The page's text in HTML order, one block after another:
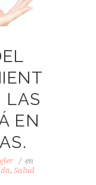
LAS
EN
en
, Salud